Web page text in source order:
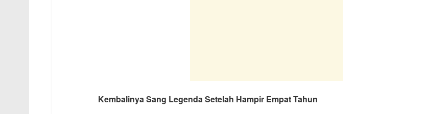
Kembalinya Sang Legenda Setelah Hampir Empat Tahun